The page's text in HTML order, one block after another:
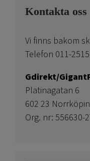
Kontakta oss
Vi finns bakom
Telefon 011-
Gdirekt/
Platinagatan 6
602 23
Org. nr: 556630-